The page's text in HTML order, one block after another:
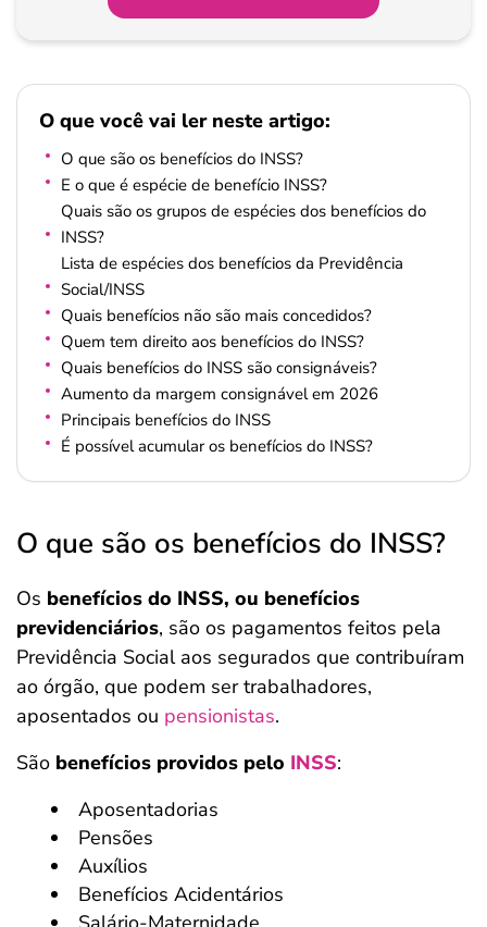
O que você vai ler neste artigo:
O que são os benefícios do INSS?
E o que é espécie de benefício INSS?
Quais são os grupos de espécies dos benefícios do
INSS?
Lista de espécies dos benefícios da Previdência
Social/INSS
Quais benefícios não são mais concedidos?
Quem tem direito aos benefícios do INSS?
Quais benefícios do INSS são consignáveis?
Aumento da margem consignável em 2026
Principais benefícios do INSS
É possível acumular os benefícios do INSS?
O que são os benefícios do INSS?
Os benefícios do INSS, ou benefícios
previdenciários, são os pagamentos feitos pela
Previdência Social aos segurados que contribuíram
ao órgão, que podem ser trabalhadores,
aposentados ou pensionistas.
São benefícios providos pelo INSS:
Aposentadorias
Pensões
Auxílios
Benefícios Acidentários